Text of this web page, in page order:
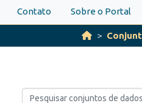
Contato Sobre o Portal